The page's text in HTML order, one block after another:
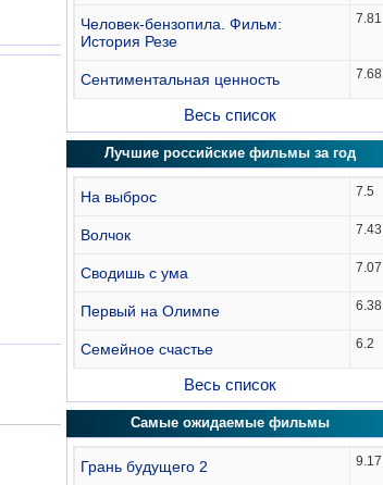
Человек-бензопила. Фильм:
История Резе
7.81
Сентиментальная ценность 7.68
Весь список
Лучшие российские фильмы за год
На выброс 7.5
Волчок 7.43
Сводишь с ума 7.07
Первый на Олимпе 6.38
Семейное счастье 6.2
Весь список
Самые ожидаемые фильмы
Грань будущего 2 9.17